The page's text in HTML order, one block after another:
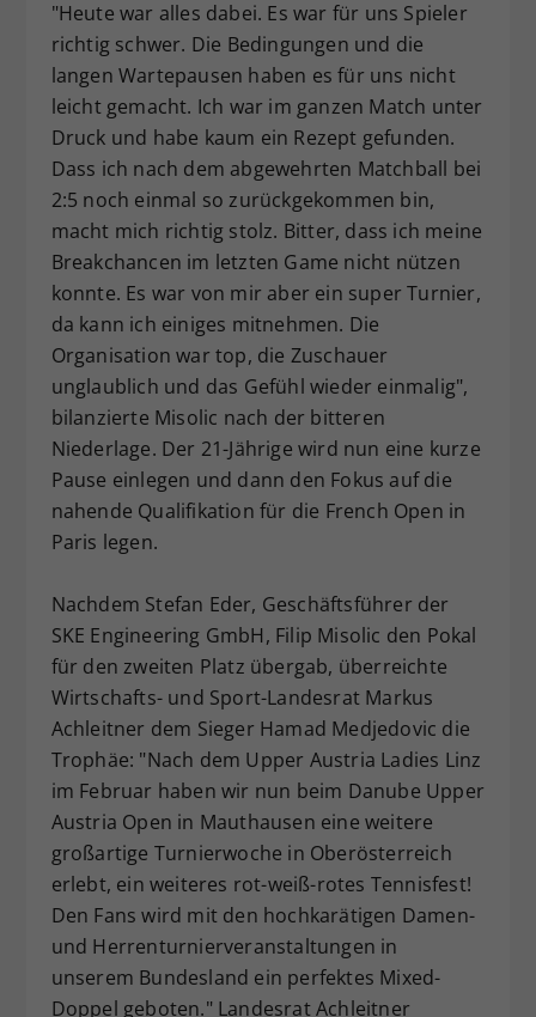
"Heute war alles dabei. Es war für uns Spieler
richtig schwer. Die Bedingungen und die
langen Wartepausen haben es für uns nicht
leicht gemacht. Ich war im ganzen Match unter
Druck und habe kaum ein Rezept gefunden.
Dass ich nach dem abgewehrten Matchball bei
2:5 noch einmal so zurückgekommen bin,
macht mich richtig stolz. Bitter, dass ich meine
Breakchancen im letzten Game nicht nützen
konnte. Es war von mir aber ein super Turnier,
da kann ich einiges mitnehmen. Die
Organisation war top, die Zuschauer
unglaublich und das Gefühl wieder einmalig",
bilanzierte Misolic nach der bitteren
Niederlage. Der 21-Jährige wird nun eine kurze
Pause einlegen und dann den Fokus auf die
nahende Qualifikation für die French Open in
Paris legen.
Nachdem Stefan Eder, Geschäftsführer der
SKE Engineering GmbH, Filip Misolic den Pokal
für den zweiten Platz übergab, überreichte
Wirtschafts- und Sport-Landesrat Markus
Achleitner dem Sieger Hamad Medjedovic die
Trophäe: "Nach dem Upper Austria Ladies Linz
im Februar haben wir nun beim Danube Upper
Austria Open in Mauthausen eine weitere
großartige Turnierwoche in Oberösterreich
erlebt, ein weiteres rot-weiß-rotes Tennisfest!
Den Fans wird mit den hochkarätigen Damen-
und Herrenturnierveranstaltungen in
unserem Bundesland ein perfektes Mixed-
Doppel geboten." Landesrat Achleitner